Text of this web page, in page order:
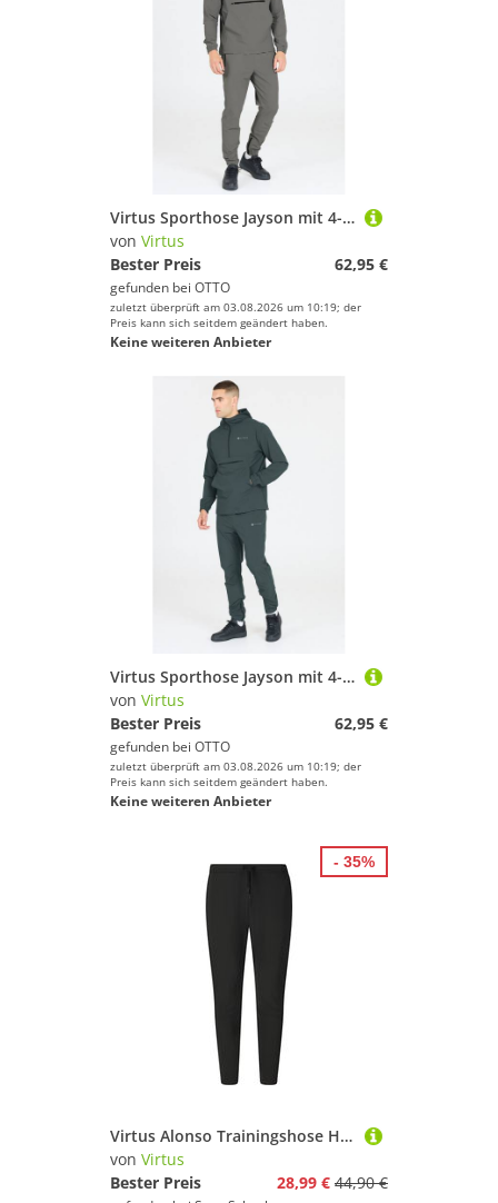
Virtus Sporthose Jayson mit 4-Wege-Stretchfunktion
von Virtus
Bester Preis
62,95 €
gefunden bei OTTO
zuletzt überprüft am 03.08.2026 um 10:19; der
Preis kann sich seitdem geändert haben.
Keine weiteren Anbieter
Virtus Sporthose Jayson mit 4-Wege-Stretchfunktion
von Virtus
Bester Preis
62,95 €
gefunden bei OTTO
zuletzt überprüft am 03.08.2026 um 10:19; der
Preis kann sich seitdem geändert haben.
Keine weiteren Anbieter
Virtus Alonso Trainingshose Herren
von Virtus
Bester Preis
28,99 € 44,90 €
- 35%